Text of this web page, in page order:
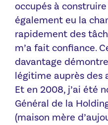
occupés à construire
également eu la
rapidement des
m’a fait confiance.
davantage
légitime auprès des
Et en 2008, j’ai été
Général de la
(maison mère